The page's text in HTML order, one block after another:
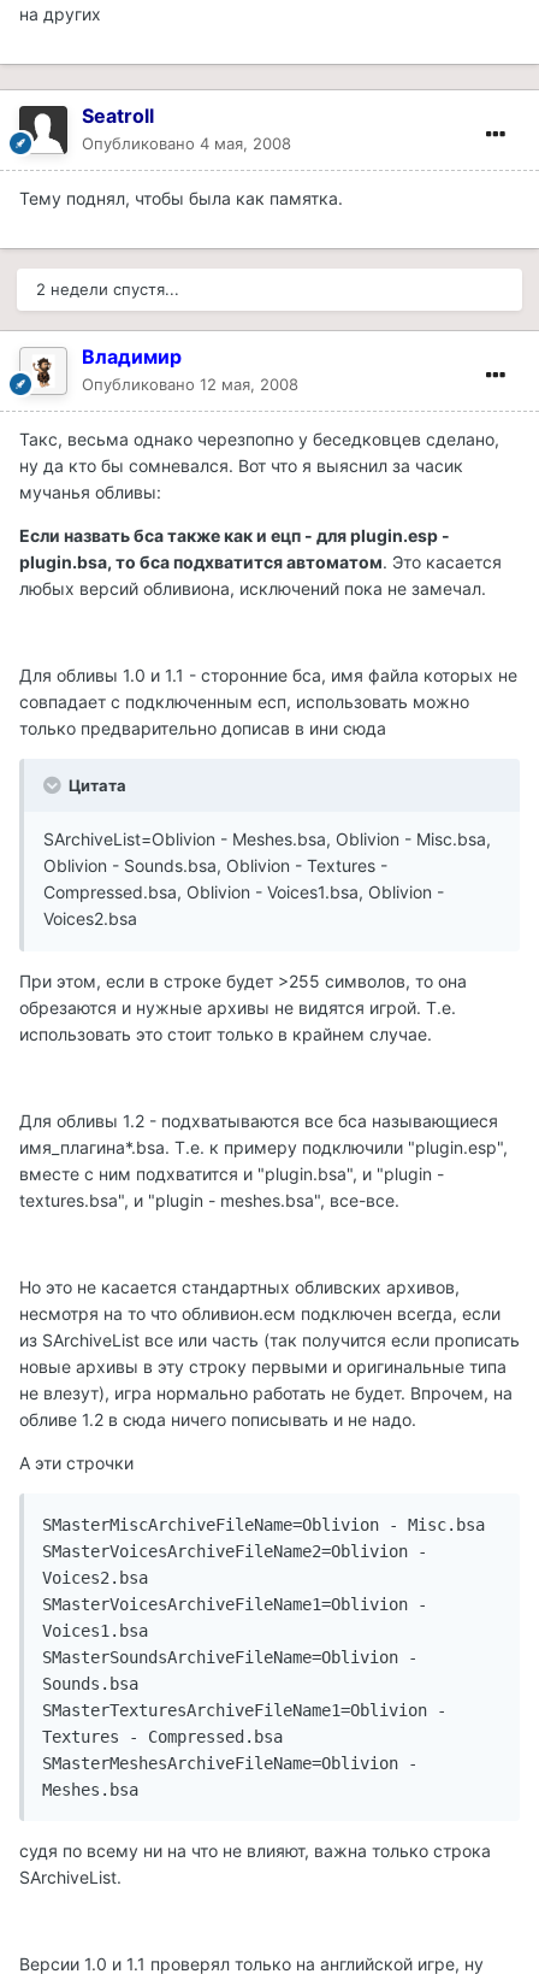
на других
Seatroll
Опубликовано 4 мая, 2008
Тему поднял, чтобы была как памятка.
2 недели спустя...
Владимир
Опубликовано 12 мая, 2008
Такс, весьма однако черезпопно у беседковцев сделано,
ну да кто бы сомневался. Вот что я выяснил за часик
мучанья обливы:
Если назвать бса также как и ецп - для plugin.esp -
plugin.bsa, то бса подхватится автоматом. Это касается
любых версий обливиона, исключений пока не замечал.
Для обливы 1.0 и 1.1 - сторонние бса, имя файла которых не
совпадает с подключенным есп, использовать можно
только предварительно дописав в ини сюда
Цитата
SArchiveList=Oblivion - Meshes.bsa, Oblivion - Misc.bsa,
Oblivion - Sounds.bsa, Oblivion - Textures -
Compressed.bsa, Oblivion - Voices1.bsa, Oblivion -
Voices2.bsa
При этом, если в строке будет >255 символов, то она
обрезаются и нужные архивы не видятся игрой. Т.е.
использовать это стоит только в крайнем случае.
Для обливы 1.2 - подхватываются все бса называющиеся
имя_плагина*.bsa. Т.е. к примеру подключили "plugin.esp",
вместе с ним подхватится и "plugin.bsa", и "plugin -
textures.bsa", и "plugin - meshes.bsa", все-все.
Но это не касается стандартных обливских архивов,
несмотря на то что обливион.есм подключен всегда, если
из SArchiveList все или часть (так получится если прописать
новые архивы в эту строку первыми и оригинальные типа
не влезут), игра нормально работать не будет. Впрочем, на
обливе 1.2 в сюда ничего пописывать и не надо.
А эти строчки
SMasterMiscArchiveFileName=Oblivion - Misc.bsa
SMasterVoicesArchiveFileName2=Oblivion -
Voices2.bsa
SMasterVoicesArchiveFileName1=Oblivion -
Voices1.bsa
SMasterSoundsArchiveFileName=Oblivion -
Sounds.bsa
SMasterTexturesArchiveFileName1=Oblivion -
Textures - Compressed.bsa
SMasterMeshesArchiveFileName=Oblivion -
Meshes.bsa
судя по всему ни на что не влияют, важна только строка
SArchiveList.
Версии 1.0 и 1.1 проверял только на английской игре, ну